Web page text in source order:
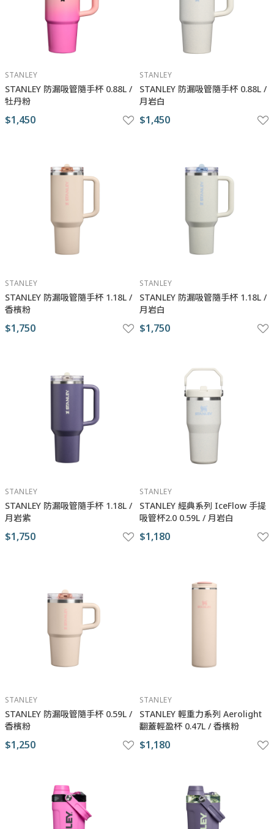
STANLEY
STANLEY 防漏吸管隨手杯 0.88L /
牡丹粉
$1,450
STANLEY
STANLEY 防漏吸管隨手杯 0.88L /
月岩白
$1,450
STANLEY
STANLEY 防漏吸管隨手杯 1.18L /
香檳粉
$1,750
STANLEY
STANLEY 防漏吸管隨手杯 1.18L /
月岩白
$1,750
STANLEY
STANLEY 防漏吸管隨手杯 1.18L /
月岩紫
$1,750
STANLEY
STANLEY 經典系列 IceFlow 手提
吸管杯2.0 0.59L / 月岩白
$1,180
STANLEY
STANLEY 防漏吸管隨手杯 0.59L /
香檳粉
$1,250
STANLEY
STANLEY 輕重力系列 Aerolight
翻蓋輕盈杯 0.47L / 香檳粉
$1,180